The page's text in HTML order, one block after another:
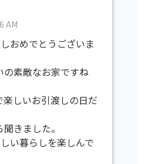
AM
おめでとうございま
の素敵なお家ですね
楽しいお引渡しの日だ
きました。
い暮らしを楽しんで